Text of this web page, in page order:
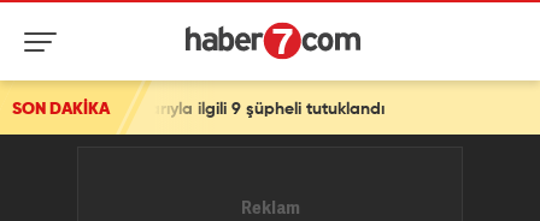
SON DAKİKAilgili 9 şüpheli tutuklandı